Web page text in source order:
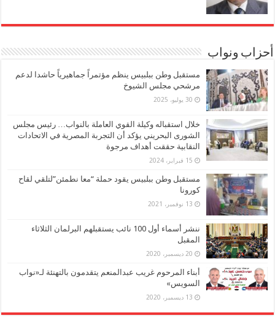
أحزاب ونواب
مستقبل وطن ببلبيس ينظم مؤتمراً جماهيرياً حاشدا لدعم
مرشحي مجلس الشيوخ
30 يوليو، 2025
خلال استقباله وكيلة القوي العاملة بالنواب… رئيس مجلس
الشورى البحريني يؤكد أن التجربة المصرية في الاتحادات
النقابية حققت أهداف مرجوة
15 فبراير، 2024
مستقبل وطن ببلبيس يقود حملة “معا نطمئن”لتلقي لقاح
كورونا
13 نوفمبر، 2021
ننشر أسماء أول 100 نائب يستقبلهم البرلمان الثلاثاء
المقبل
20 ديسمبر، 2020
أبناء المرحوم غريب عبدالمنعم يتقدمون بالتهنئة لـ«نواب
السويس»
13 ديسمبر، 2020